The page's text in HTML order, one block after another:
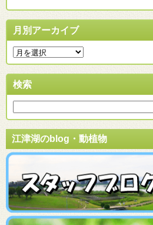
月別アーカイブ
検索
江津湖のblog・動植物